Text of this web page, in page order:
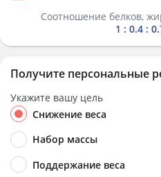
Соотношение белков,
1 : 0.4 :
Получите персональные
Укажите вашу цель
Снижение веса
Набор массы
Поддержание веса